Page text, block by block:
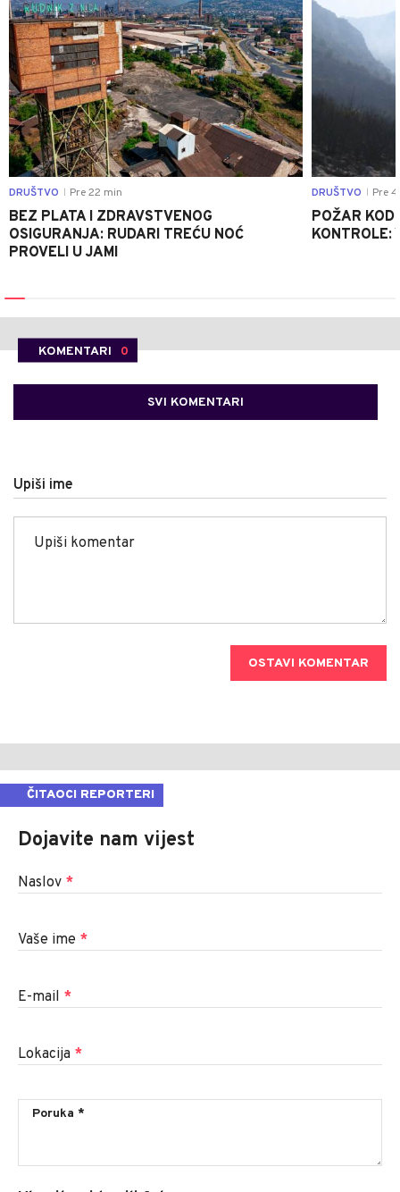
DRUŠTVO Pre 22 min
BEZ PLATA I ZDRAVSTVENOG
OSIGURANJA: RUDARI TREĆU NOĆ
PROVELI U JAMI
DRUŠTVO Pre
POŽAR KOD
KONTROLE:
KOMENTARI 0
SVI KOMENTARI
Upiši ime
OSTAVI KOMENTAR
ČITAOCI REPORTERI
Dojavite nam vijest
Naslov *
Vaše ime *
E-mail *
Lokacija *